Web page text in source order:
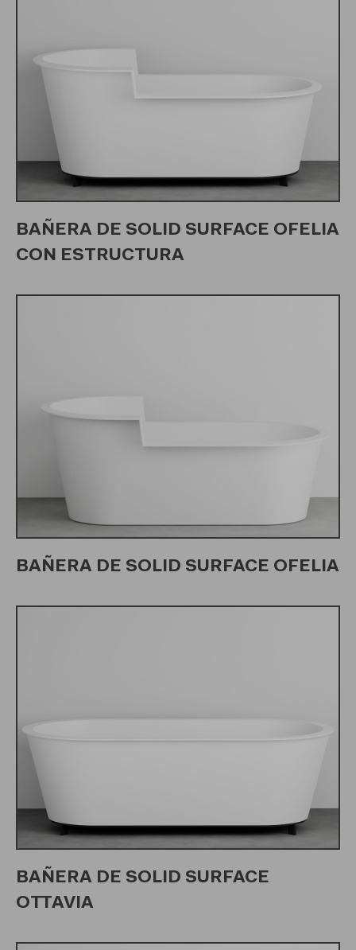
BAÑERA DE SOLID SURFACE OFELIA
CON ESTRUCTURA
BAÑERA DE SOLID SURFACE OFELIA
BAÑERA DE SOLID SURFACE
OTTAVIA